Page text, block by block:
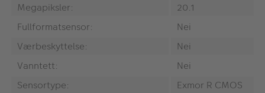
Megapiksler:
20.1
Fullformatsensor:
Nei
Værbeskyttelse:
Nei
Vanntett:
Nei
Sensortype:
Exmor R CMOS